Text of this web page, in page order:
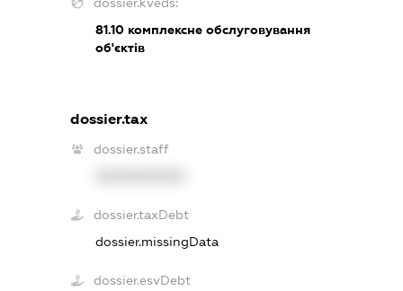
81.10комплексне обслуговування
об'єктів
dossier.tax
dossier.staff
dossier.taxDebt
dossier.missingData
dossier.esvDebt